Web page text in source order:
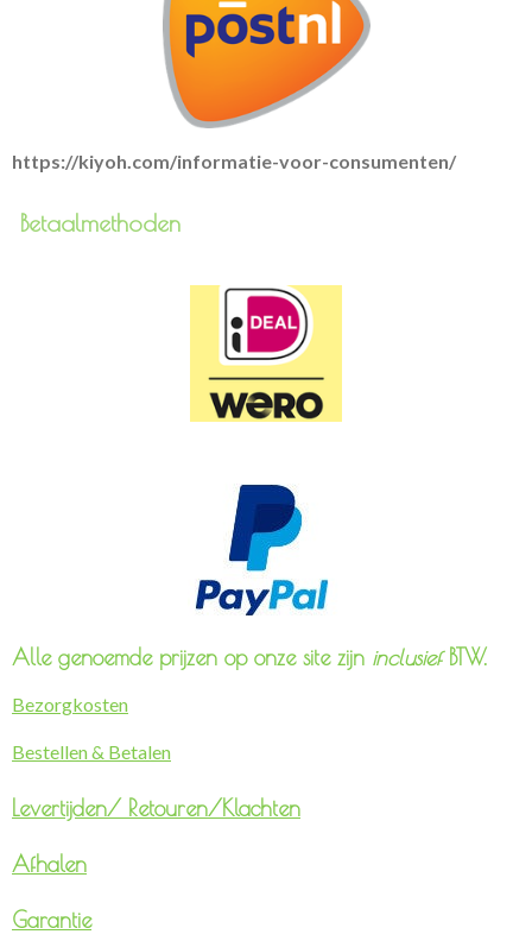
https://kiyoh.com/informatie-voor-consumenten/
Betaalmethoden
Alle genoemde prijzen op onze site zijn inclusiefBTW.
Bezorgkosten
Bestellen & Betalen
Levertijden/ Retouren/Klachten
Afhalen
Garantie